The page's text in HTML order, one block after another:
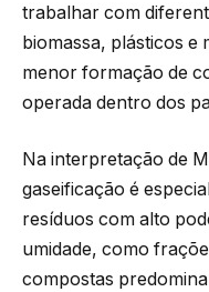
trabalhar com
biomassa, plásticos e
menor formação de
operada dentro dos
Na interpretação de
gaseificação é
resíduos com alto
umidade, como
compostas